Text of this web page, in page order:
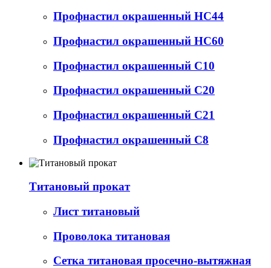
Профнастил окрашенный НС44
Профнастил окрашенный НС60
Профнастил окрашенный С10
Профнастил окрашенный С20
Профнастил окрашенный С21
Профнастил окрашенный С8
Титановый прокат
Лист титановый
Проволока титановая
Сетка титановая просечно-вытяжная